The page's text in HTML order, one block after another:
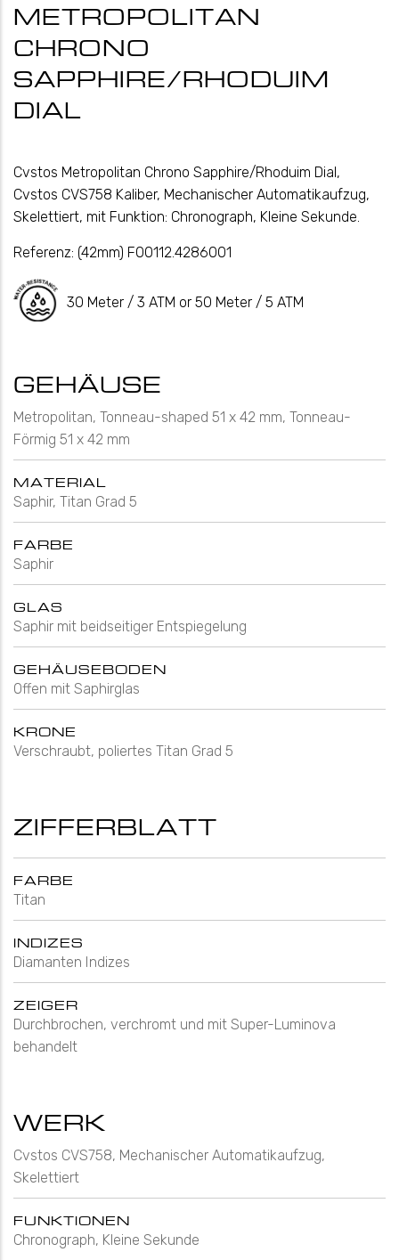
METROPOLITAN
CHRONO
SAPPHIRE/RHODUIM
DIAL
Cvstos Metropolitan Chrono Sapphire/Rhoduim Dial,
Cvstos CVS758 Kaliber, Mechanischer Automatikaufzug,
Skelettiert, mit Funktion: Chronograph, Kleine Sekunde.
Referenz: (42mm) F00112.4286001
30 Meter / 3 ATM or 50 Meter / 5 ATM
GEHÄUSE
Metropolitan, Tonneau-shaped 51 x 42 mm, Tonneau-
Förmig 51 x 42 mm
MATERIAL
Saphir, Titan Grad 5
FARBE
Saphir
GLAS
Saphir mit beidseitiger Entspiegelung
GEHÄUSEBODEN
Offen mit Saphirglas
KRONE
Verschraubt, poliertes Titan Grad 5
ZIFFERBLATT
FARBE
Titan
INDIZES
Diamanten Indizes
ZEIGER
Durchbrochen, verchromt und mit Super-Luminova
behandelt
WERK
Cvstos CVS758, Mechanischer Automatikaufzug,
Skelettiert
FUNKTIONEN
Chronograph, Kleine Sekunde